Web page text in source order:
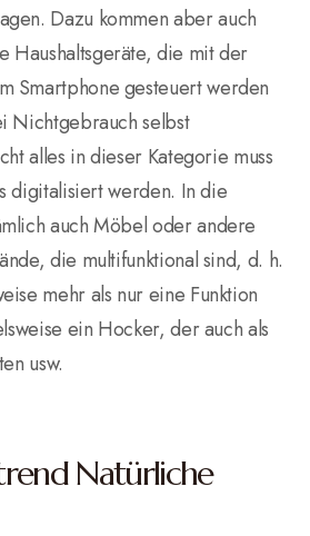
Dazu kommen aber auch
Haushaltsgeräte, die mit der
Smartphone gesteuert werden
Nichtgebrauch selbst
alles in dieser Kategorie muss
digitalisiert werden. In die
auch Möbel oder andere
die multifunktional sind, d. h.
mehr als nur eine Funktion
ein Hocker, der auch als
usw.
Natürliche